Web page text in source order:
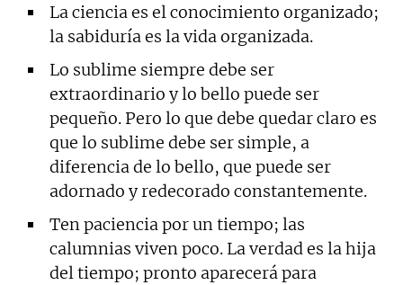
La ciencia es el conocimiento organizado;
la sabiduría es la vida organizada.
Lo sublime siempre debe ser
extraordinario y lo bello puede ser
pequeño. Pero lo que debe quedar claro es
que lo sublime debe ser simple, a
diferencia de lo bello, que puede ser
adornado y redecorado constantemente.
Ten paciencia por un tiempo; las
calumnias viven poco. La verdad es la hija
del tiempo; pronto aparecerá para